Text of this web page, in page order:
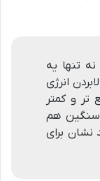
مایع، نه تنها یه
انرژی
تر و کمتر
سنگین هم
برای